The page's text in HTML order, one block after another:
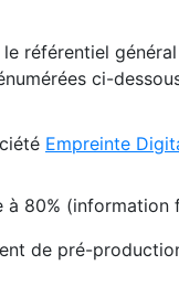
référentiel général
ci-
Empreinte
à 80% (information
de pré-